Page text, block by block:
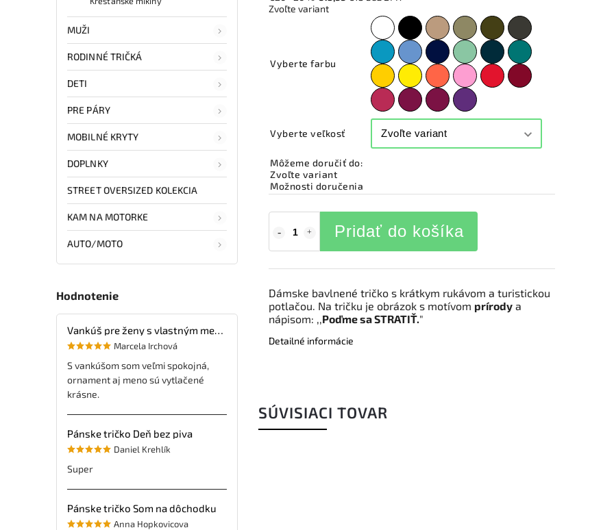
MUŽI
RODINNÉ TRIČKÁ
DETI
PRE PÁRY
MOBILNÉ KRYTY
DOPLNKY
STREET OVERSIZED KOLEKCIA
KAM NA MOTORKE
AUTO/MOTO
Hodnotenie
Marcela Irchová
S vankúšom som veľmi spokojná,
ornament aj meno sú vytlačené
krásne.
Pánske tričko Deň bez piva
Daniel Krehlík
Super
Pánske tričko Som na dôchodku
Anna Hopkovicova
Zvoľte variant
Vyberte farbu
Vyberte veľkosť
Môžeme doručiť do:
Zvoľte variant
Možnosti doručenia
Pridať do košíka
Dámske bavlnené tričko s krátkym rukávom a turistickou
potlačou. Na tričku je obrázok s motívom prírody a
nápisom: ,, Poďme sa STRATIŤ."
Detailné informácie
SÚVISIACI TOVAR